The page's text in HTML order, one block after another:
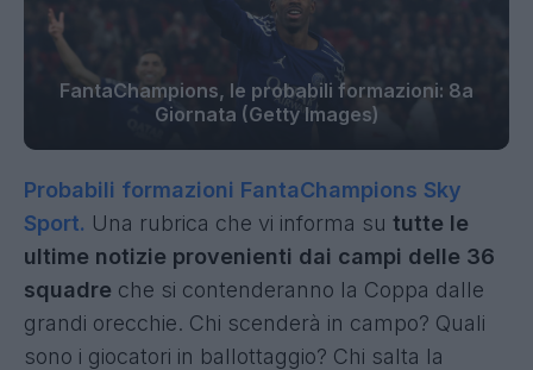
FantaChampions, le probabili formazioni: 8a
Giornata (Getty Images)
Probabili formazioni FantaChampions Sky
Sport. Una rubrica che vi informa su tutte le
ultime notizie provenienti dai campi delle 36
squadre che si contenderanno la Coppa dalle
grandi orecchie. Chi scenderà in campo? Quali
sono i giocatori in ballottaggio? Chi salta la